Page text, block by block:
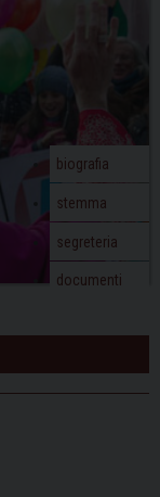
biografia
stemma
segreteria
documenti